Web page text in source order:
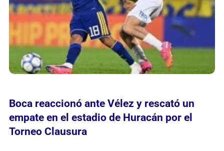
Boca reaccionó ante Vélez y rescató un
empate en el estadio de Huracán por el
Torneo Clausura